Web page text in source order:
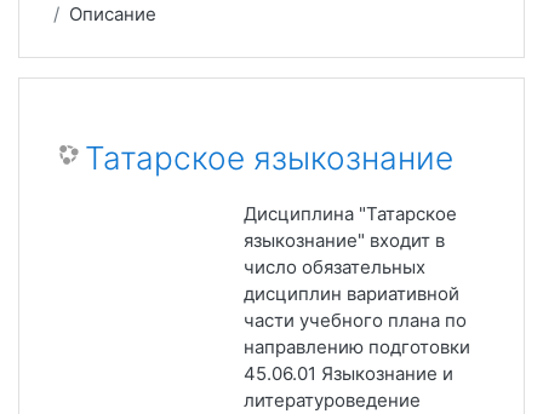
Описание
Татарское языкознание
Дисциплина "Татарское
языкознание" входит в
число обязательных
дисциплин вариативной
части учебного плана по
направлению подготовки
45.06.01 Языкознание и
литературоведение